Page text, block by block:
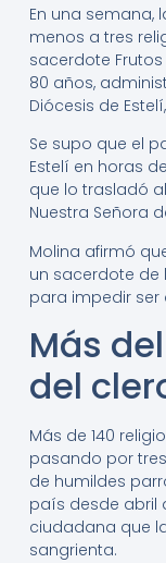
En una semana,
menos a tres
sacerdote
80 años,
Diócesis de
Se supo que el
Estelí en horas
que lo trasladó
Nuestra Señora
Molina afirmó
un sacerdote de
para impedir ser
Más
del
Más de 140
pasando por
de humildes
país desde abril
ciudadana que
sangrienta.